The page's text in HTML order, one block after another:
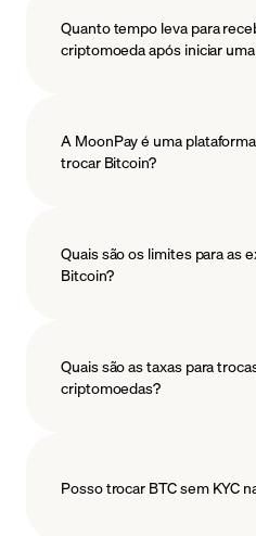
Quanto tempo leva para
criptomoeda após iniciar
A MoonPay é uma
trocar Bitcoin?
Quais são os limites para as
Bitcoin?
Quais são as taxas para
criptomoedas?
Posso trocar BTC sem KYC